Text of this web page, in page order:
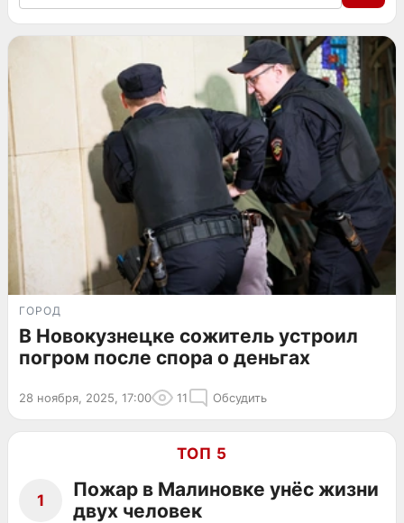
ГОРОД
В Новокузнецке сожитель устроил
погром после спора о деньгах
28 ноября, 2025, 17:00 11 Обсудить
ТОП 5
1
Пожар в Малиновке унёс жизни
двух человек